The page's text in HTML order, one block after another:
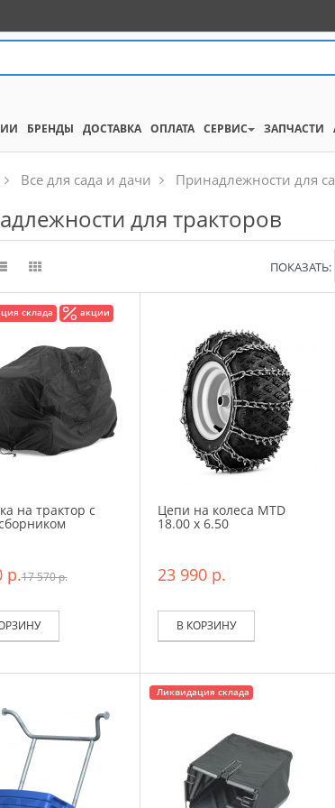
БРЕНДЫ ДОСТАВКА ОПЛАТА СЕРВИС ЗАПЧАСТИ
Все для сада и дачи Принадлежности для
для тракторов
ПОКАЗАТЬ:
склада акции
на трактор с
р.17 570 р.
Цепи на колеса MTD
18.00 x 6.50
23 990 р.
В КОРЗИНУ
Ликвидация склада